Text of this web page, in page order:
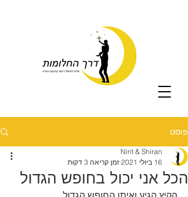
פוסט
הכל אני יכול בחופש הגדול
Nirit & Shiran
16 ביולי 2021
זמן קריאה 3 דקות